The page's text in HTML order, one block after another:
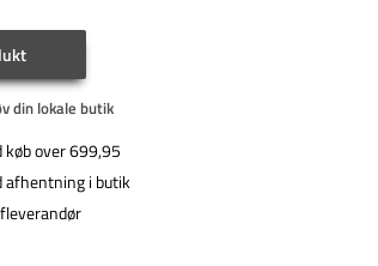
din lokale butik
køb over 699,95
afhentning i butik